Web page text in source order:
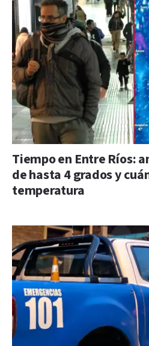
Tiempo en Entre Ríos:
de hasta 4 grados y
temperatura